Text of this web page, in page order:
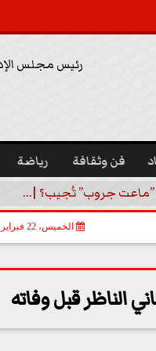
رئيس مجلس
فن وثقافة رياضة
”ماعت جروب” تُجيب؟ |...
الخميس، 22 فبراير 2024
الناظر قبل وفاته